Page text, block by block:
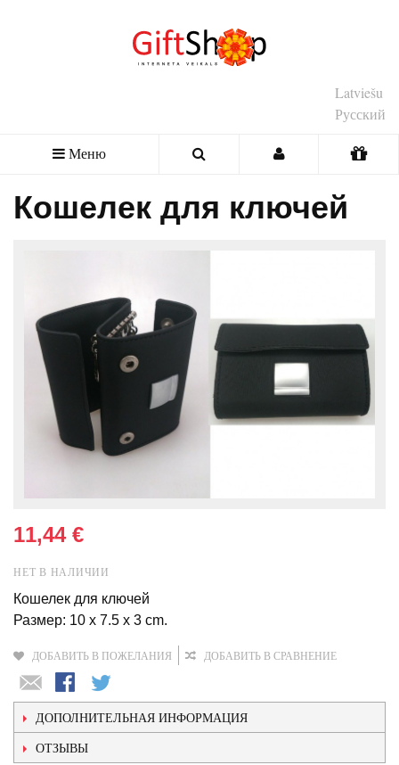
Latviešu
Русский
Меню
Кошелек для ключей
11,44 €
НЕТ В НАЛИЧИИ
Кошелек для ключей
Размер: 10 x 7.5 x 3 cm.
ДОБАВИТЬ В ПОЖЕЛАНИЯ ДОБАВИТЬ В СРАВНЕНИЕ
ДОПОЛНИТЕЛЬНАЯ ИНФОРМАЦИЯ
ОТЗЫВЫ